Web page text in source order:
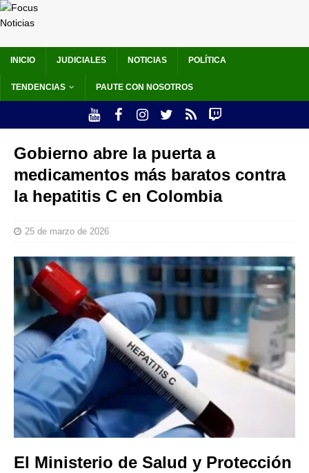
INICIO JUDICIALES NOTICIAS POLÍTICA
TENDENCIAS PAUTE CON NOSOTROS
Gobierno abre la puerta a
medicamentos más baratos contra
la hepatitis C en Colombia
25 de marzo de 2026
El Ministerio de Salud y Protección